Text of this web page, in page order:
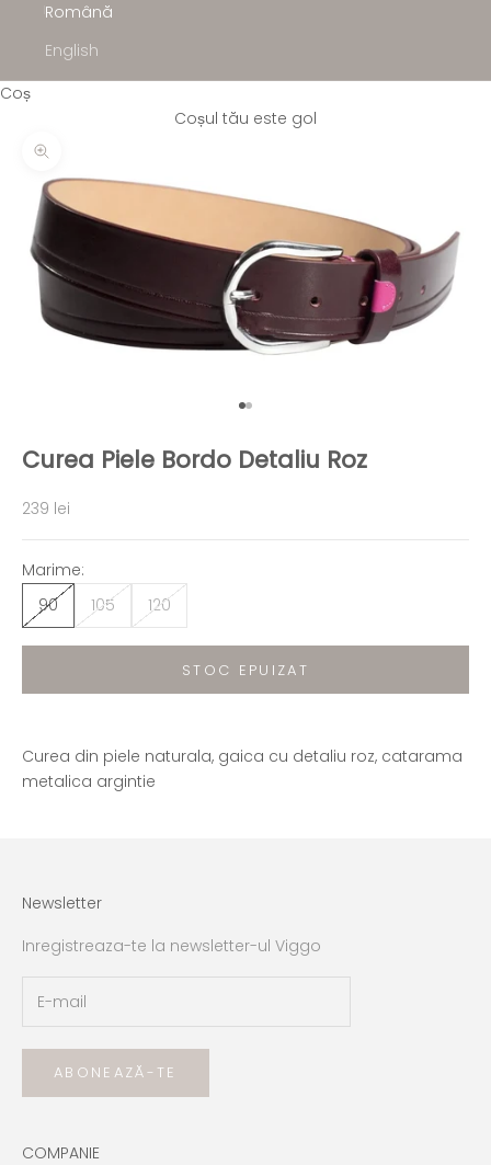
Română
English
Coș
Coșul tău este gol
Mărește
Mergi la articolul 1
Mergi la articolul 2
Curea Piele Bordo Detaliu Roz
Preț redus
239 lei
Marime:
90
105 120
STOC EPUIZAT
Curea din piele naturala, gaica cu detaliu roz, catarama
metalica argintie
Newsletter
Inregistreaza-te la newsletter-ul Viggo
ABONEAZĂ-TE
COMPANIE